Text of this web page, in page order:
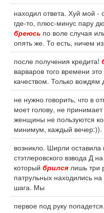
находил ответа. Хуй мой -
где-то, плюс-минус пару
бреюсь по воле случая
опять же. То есть, ничем
после получения кредита!
варваров того времени
качеством. Только вождям
не нужно говорить, что в
моет голову, не
женщины не пользуются
минимум, каждый вечер:)).
возникло. Ширли
стэтлеровского взвода Д
который брился лишь три
патрульных находились
шага. Мы
первое под руку